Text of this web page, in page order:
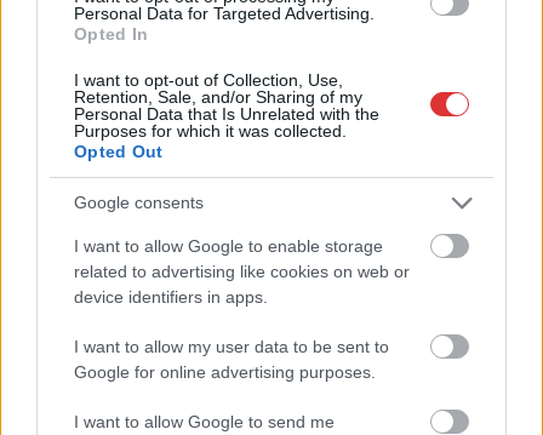
Personal Data for Targeted Advertising.
Opted In
I want to opt-out of Collection, Use,
Retention, Sale, and/or Sharing of my
Personal Data that Is Unrelated with the
Purposes for which it was collected.
Opted Out
Google consents
I want to allow Google to enable storage
related to advertising like cookies on web or
device identifiers in apps.
I want to allow my user data to be sent to
Google for online advertising purposes.
I want to allow Google to send me
szentélyfelújítás...